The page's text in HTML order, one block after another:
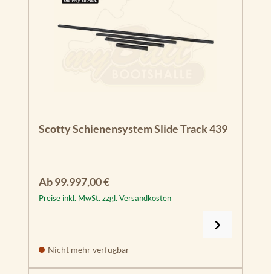
Scotty Schienensystem Slide Track 439
Regulärer Preis:
Ab99.997,00 €
Preise inkl. MwSt. zzgl. Versandkosten
Nicht mehr verfügbar